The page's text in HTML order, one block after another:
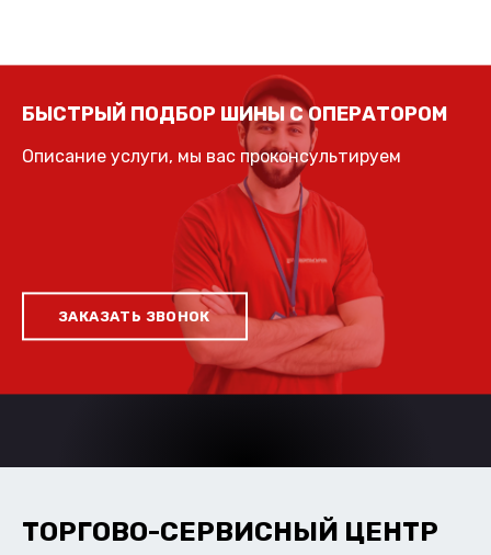
БЫСТРЫЙ ПОДБОР ШИНЫ С ОПЕРАТОРОМ
Описание услуги, мы вас проконсультируем
ЗАКАЗАТЬ ЗВОНОК
ТОРГОВО-СЕРВИСНЫЙ ЦЕНТР